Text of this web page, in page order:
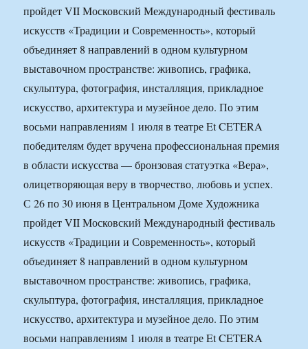
пройдет VII Московский Международный фестиваль
искусств «Традиции и Современность», который
объединяет 8 направлений в одном культурном
выставочном пространстве: живопись, графика,
скульптура, фотография, инсталляция, прикладное
искусство, архитектура и музейное дело. По этим
восьми направлениям 1 июля в театре Et CETERA
победителям будет вручена профессиональная премия
в области искусства — бронзовая статуэтка «Вера»,
олицетворяющая веру в творчество, любовь и успех.
С 26 по 30 июня в Центральном Доме Художника
пройдет VII Московский Международный фестиваль
искусств «Традиции и Современность», который
объединяет 8 направлений в одном культурном
выставочном пространстве: живопись, графика,
скульптура, фотография, инсталляция, прикладное
искусство, архитектура и музейное дело. По этим
восьми направлениям 1 июля в театре Et CETERA